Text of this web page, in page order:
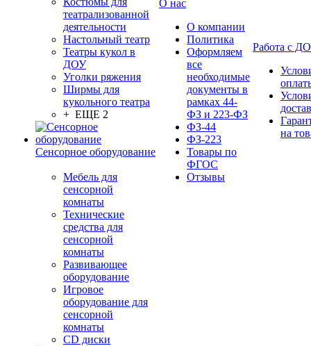
театрализованной
деятельности
Настольный театр
Театры кукол в
ДОУ
Уголки ряжения
Ширмы для
кукольного театра
+ ЕЩЕ 2
Сенсорное оборудование
Мебель для
сенсорной
комнаты
Технические
средства для
сенсорной
комнаты
Развивающее
оборудование
Игровое
оборудование для
сенсорной
комнаты
CD диски
О нас
О компании
Политика
Оформляем
все
необходимые
документы в
рамках 44-
ФЗ и 223-ФЗ
ФЗ-44
ФЗ-223
Товары по
ФГОС
Отзывы
Работа с
на